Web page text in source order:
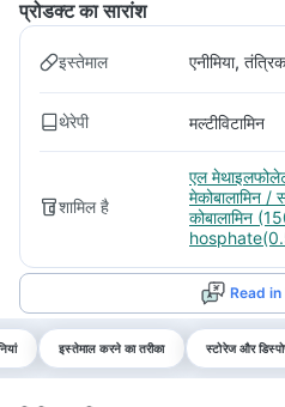
प्रोडक्ट का सारांश
इस्तेमाल एनीमिया,
थेरेपी मल्टीविटामिन
शामिल है
एल
मेकोबालामिन /
कोबालामिन
Read
इस्तेमाल करने का तरीका स्टोरेज और